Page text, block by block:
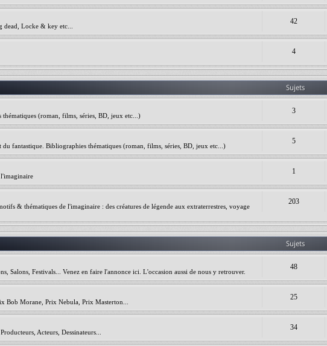
dead, Locke & key etc...
42
4
Sujets
(roman, films, séries, BD, jeux etc...)
3
du fantastique. Bibliographies thématiques (roman, films, séries, BD, jeux etc...)
5
1
& thématiques de l'imaginaire : des créatures de légende aux extraterrestres, voyage
203
Sujets
Salons, Festivals... Venez en faire l'annonce ici. L'occasion aussi de nous y retrouver.
48
Bob Morane, Prix Nebula, Prix Masterton...
25
Acteurs, Dessinateurs...
34